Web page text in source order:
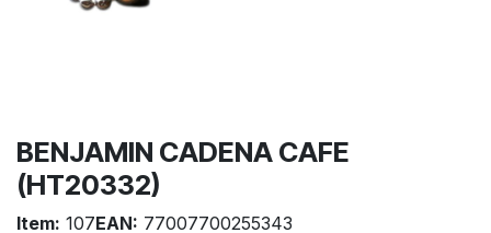
BENJAMIN CADENA CAFE
(HT20332)
Item: 107EAN: 77007700255343